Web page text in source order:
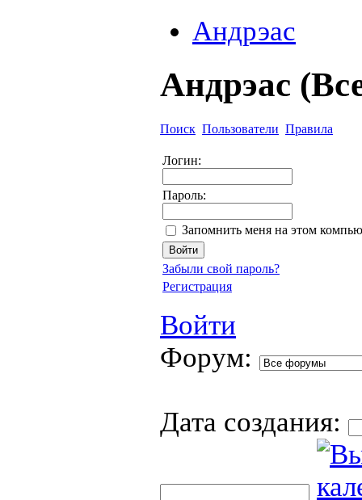
Андрэас
Андрэас
Поиск Пользователи Правила
Логин:
Пароль:
Запомнить меня на этом
Забыли свой пароль?
Регистрация
Войти
Форум:
Дата создания: